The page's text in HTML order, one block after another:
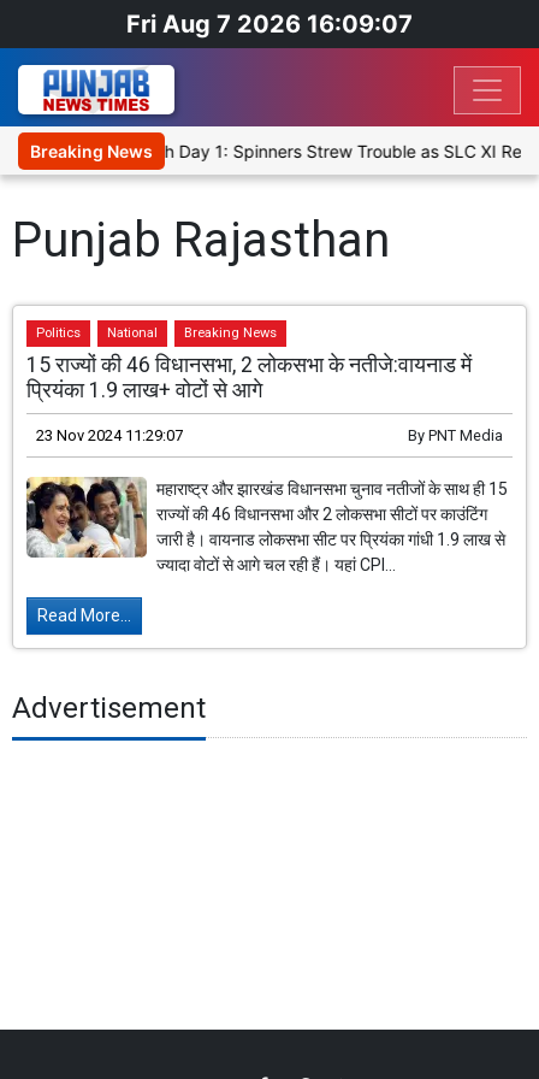
Fri Aug 7 2026 16:09:07
Breaking News
XI, Warm-Up Match Day 1: Spinners Strew Trouble as SLC XI
Punjab Rajasthan
Politics National Breaking News
15 राज्यों की 46 विधानसभा, 2 लोकसभा के नतीजे:वायनाड में
प्रियंका 1.9 लाख+ वोटों से आगे
23 Nov 2024 11:29:07 By PNT Media
महाराष्ट्र और झारखंड विधानसभा चुनाव नतीजों के साथ ही 15
राज्यों की 46 विधानसभा और 2 लोकसभा सीटों पर काउंटिंग
जारी है। वायनाड लोकसभा सीट पर प्रियंका गांधी 1.9 लाख से
ज्यादा वोटों से आगे चल रही हैं। यहां CPI...
Read More...
Advertisement